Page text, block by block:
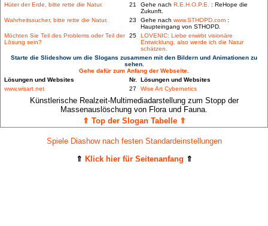
Hüter der Erde, bitte rette die Natur.
21 Gehe nach R.E.H.O.P.E. : ReHope die
Zukunft.
Wahrheitssucher, bitte rette die Natur.
23 Gehe nach www.STHOPD.com :
Haupteingang von STHOPD.
Möchten Sie Teil des Problems oder Teil der
Lösung sein?
25
LOVENIC: Liebe erwirbt visionäre
Entwicklung, also werde ich die Natur
schätzen.
Starte die Slideshow um die Slogans zusammen mit den Bildern und Animationen zu
sehen.
Gehe dafür zum Anfang der Webseite.
Lösungen und Websites
Nr. Lösungen und Websites
www.wisart.net
27 Wise Art Cybernetics
Künstlerische Realzeit-Multimediadarstellung zum Stopp der
Massenauslöschung von Flora und Fauna.
⇑ Top der Slogan Tabelle ⇑
Spiele Diashow nach festen Standardeinstellungen
⇑ Klick hier für Seitenanfang ⇑